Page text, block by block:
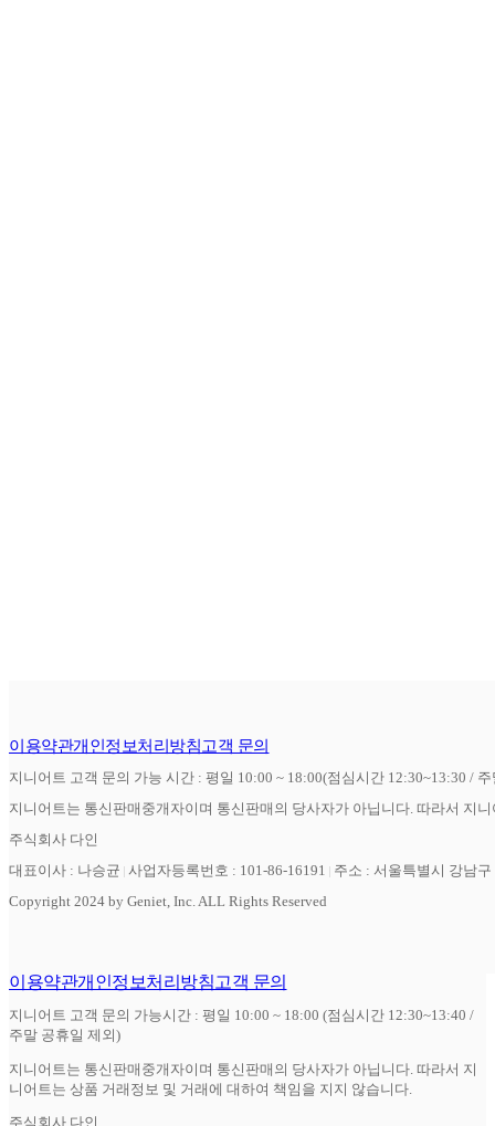
이용약관개인정보처리방침고객 문의
지니어트 고객 문의 가능 시간 : 평일 10:00 ~ 18:00(점심시간 12:30~13:30 /
지니어트는 통신판매중개자이며 통신판매의 당사자가 아닙니다. 따라서 지
주식회사 다인
대표이사 : 나승균 사업자등록번호 : 101-86-16191
주소 : 서울특별시 강남
Copyright 2024 by Geniet, Inc. ALL Rights Reserved
이용약관개인정보처리방침고객 문의
지니어트 고객 문의 가능시간 : 평일 10:00 ~ 18:00 (점심시간 12:30~13:40 /
주말 공휴일 제외)
지니어트는 통신판매중개자이며 통신판매의 당사자가 아닙니다. 따라서 지
니어트는 상품 거래정보 및 거래에 대하여 책임을 지지 않습니다.
주식회사 다인